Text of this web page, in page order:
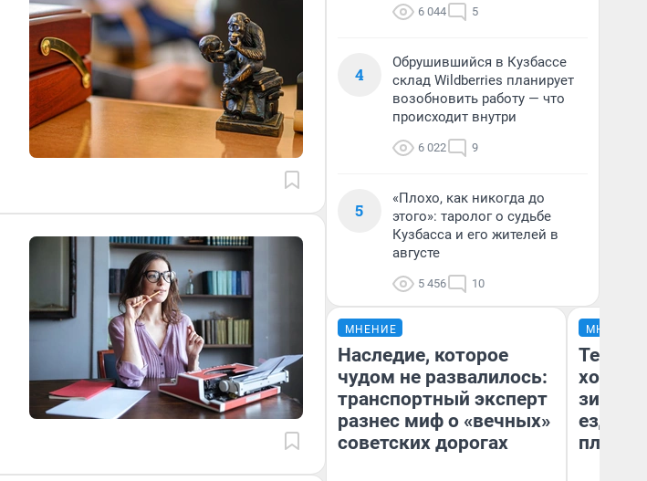
6 044 5
4
Обрушившийся в Кузбассе
склад Wildberries планирует
возобновить работу — что
происходит внутри
6 022 9
5
«Плохо, как никогда до
этого»: таролог о судьбе
Кузбасса и его жителей в
августе
5 456 10
МНЕНИЕ
Наследие, которое
чудом не развалилось:
транспортный эксперт
разнес миф о «вечных»
советских дорогах
МНЕНИЕ
Тепло
зимой.
ездит
плюсы